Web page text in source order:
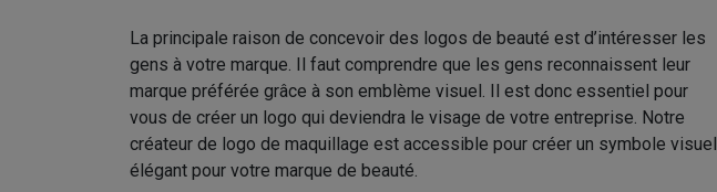
La principale raison de concevoir des logos de beauté est d’intéresser les
gens à votre marque. Il faut comprendre que les gens reconnaissent leur
marque préférée grâce à son emblème visuel. Il est donc essentiel pour
vous de créer un logo qui deviendra le visage de votre entreprise. Notre
créateur de logo de maquillage est accessible pour créer un symbole visuel
élégant pour votre marque de beauté.